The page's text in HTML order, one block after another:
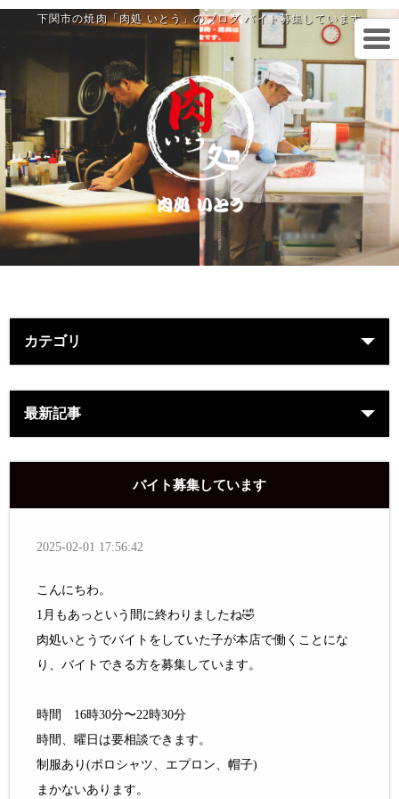
下関市の焼肉「肉処 いとう」のブログ バイト募集しています
カテゴリ
最新記事
バイト募集しています
2025-02-01 17:56:42
こんにちわ。
1月もあっという間に終わりましたね🤣
肉処いとうでバイトをしていた子が本店で働くことにな
り、バイトできる方を募集しています。
時間 16時30分〜22時30分
時間、曜日は要相談できます。
制服あり(ポロシャツ、エプロン、帽子)
まかないあります。